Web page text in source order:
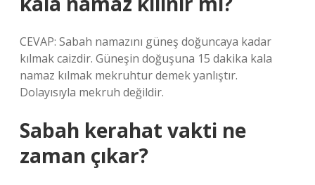
CEVAP: Sabah namazını güneş doğuncaya kadar
kılmak caizdir. Güneşin doğuşuna 15 dakika kala
namaz kılmak mekruhtur demek yanlıştır.
Dolayısıyla mekruh değildir.
Sabah kerahat vakti ne
zaman çıkar?